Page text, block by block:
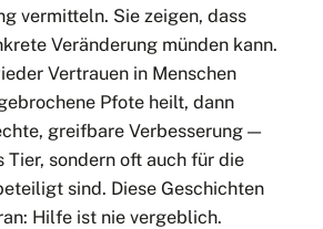
vermitteln. Sie zeigen, dass
Veränderung münden kann.
Vertrauen in Menschen
Pfote heilt, dann
greifbare Verbesserung —
Tier, sondern oft auch für die
sind. Diese Geschichten
Hilfe ist nie vergeblich.